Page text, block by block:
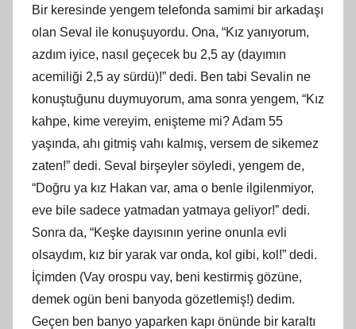
Bir keresinde yengem telefonda samimi bir arkadaşı
olan Seval ile konuşuyordu. Ona, “Kız yanıyorum,
azdım iyice, nasıl geçecek bu 2,5 ay (dayımın
acemiliği 2,5 ay sürdü)!” dedi. Ben tabi Sevalin ne
konuştuğunu duymuyorum, ama sonra yengem, “Kız
kahpe, kime vereyim, enişteme mi? Adam 55
yaşında, ahı gitmiş vahı kalmış, versem de sikemez
zaten!” dedi. Seval birşeyler söyledi, yengem de,
“Doğru ya kız Hakan var, ama o benle ilgilenmiyor,
eve bile sadece yatmadan yatmaya geliyor!” dedi.
Sonra da, “Keşke dayısının yerine onunla evli
olsaydım, kız bir yarak var onda, kol gibi, kol!” dedi.
çimden (Vay orospu vay, beni kestirmiş gözüne,
demek ogün beni banyoda gözetlemiş!) dedim.
Geçen ben banyo yaparken kapı önünde bir karaltı